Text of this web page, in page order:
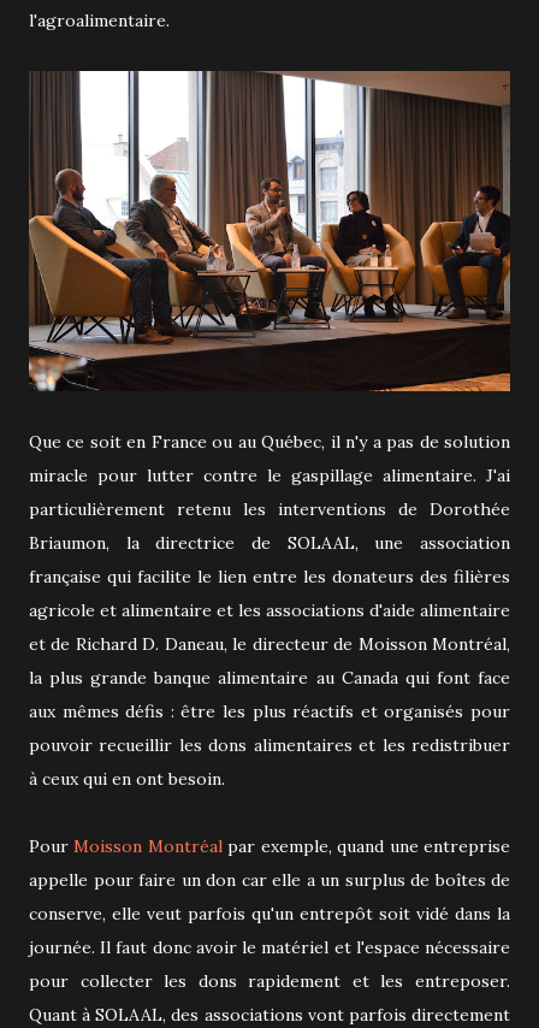
l'agroalimentaire.
Que ce soit en France ou au Québec, il n'y a pas de solution
miracle pour lutter contre le gaspillage alimentaire. J'ai
particulièrement retenu les interventions de Dorothée
Briaumon, la directrice de SOLAAL, une association
française qui facilite le lien entre les donateurs des filières
agricole et alimentaire et les associations d'aide alimentaire
et de Richard D. Daneau, le directeur de Moisson Montréal,
la plus grande banque alimentaire au Canada qui font face
aux mêmes défis : être les plus réactifs et organisés pour
pouvoir recueillir les dons alimentaires et les redistribuer
à ceux qui en ont besoin.
PourMoisson Montréalpar exemple, quand une entreprise
appelle pour faire un don car elle a un surplus de boîtes de
conserve, elle veut parfois qu'un entrepôt soit vidé dans la
journée. Il faut donc avoir le matériel et l'espace nécessaire
pour collecter les dons rapidement et les entreposer.
Quant à SOLAAL, des associations vont parfois directement